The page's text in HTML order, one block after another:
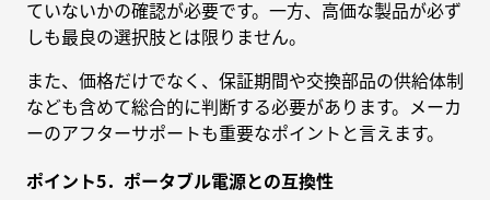
ていないかの確認が必要です。一方、高価な製品が必ず
しも最良の選択肢とは限りません。
また、価格だけでなく、保証期間や交換部品の供給体制
なども含めて総合的に判断する必要があります。メーカ
ーのアフターサポートも重要なポイントと言えます。
ポイント5．ポータブル電源との互換性